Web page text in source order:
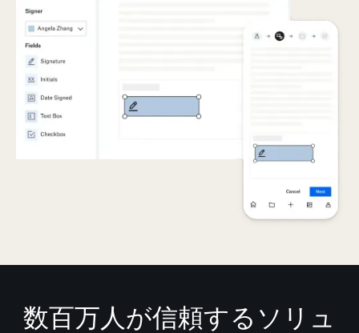
数百万人が信頼するソリュ